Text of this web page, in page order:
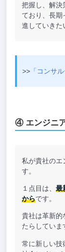
把握し、解決
ており、長
進していきた
>> 「コンサ
④ エンジニ
私が貴社のエ
す。
１点目は、最
からです。
貴社は革新的
たらしていま
常に新しい技